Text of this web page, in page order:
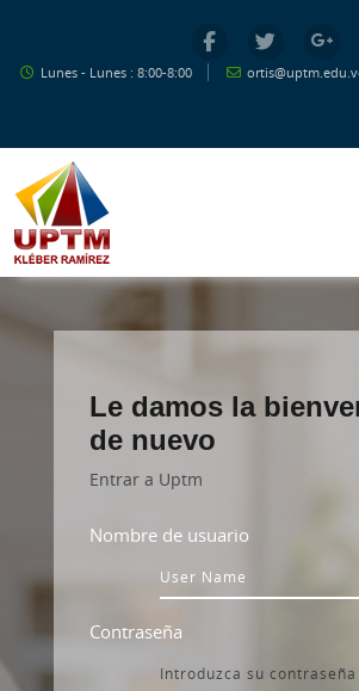
Lunes - Lunes : 8:00-8:00
Le damos la
de nuevo
Entrar a Uptm
Nombre de usuario
Contraseña